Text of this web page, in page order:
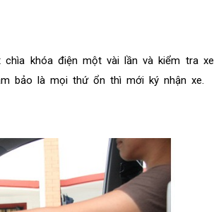
khóa điện một vài lần và kiểm tra xe
bảo là mọi thứ ổn thì mới ký nhận xe.